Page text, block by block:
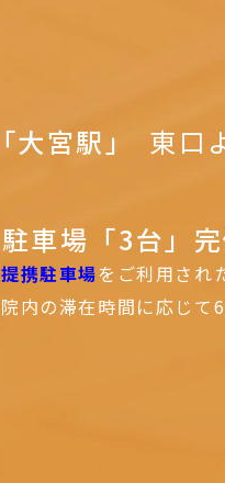
｢大宮駅｣ 東口
駐車場「3台」
提携駐車場をご利用され
院内の滞在時間に応じて